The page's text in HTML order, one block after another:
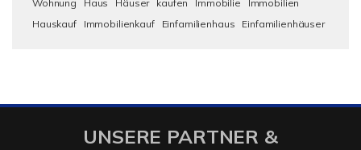
Wohnung
Haus Häuser kaufen Immobilie
Immobilien
Hauskauf
Immobilienkauf Einfamilienhaus Einfamilienhäuser
UNSERE PARTNER &